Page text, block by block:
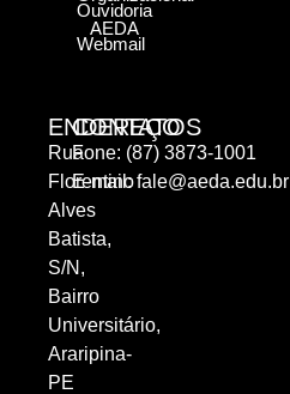
ENDEREÇO
Rua
Florentino
Alves
Batista,
S/N,
Bairro
Universitário,
Araripina-
PE
CONTATOS
Fone: (87) 3873-1001
E-mail:fale@aeda.edu.br
Ouvidoria
AEDA
Webmail